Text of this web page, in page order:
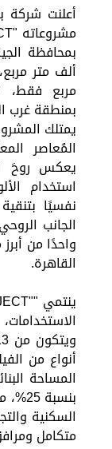
أعلنت شركة
مربع فقط،
بمنطقة غرب
يمتلك
المُعاصر
يعكس روحَ
استخدام
نفسيًا
الجانب
واحدًا من
القاهرة.
المساحة
السكنية
متكامل